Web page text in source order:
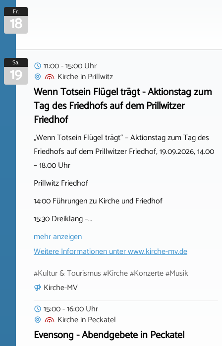
Fr.
18
Sa.
19
11:00 - 15:00 Uhr
KircheinPrillwitz
Wenn Totsein Flügel trägt - Aktionstag zum
Tag des Friedhofs auf dem Prillwitzer
Friedhof
„Wenn Totsein Flügel trägt“ – Aktionstag zum Tag des
Friedhofs auf dem Prillwitzer Friedhof, 19.09.2026, 14.00
– 18.00 Uhr
Prillwitz Friedhof
14:00 Führungen zu Kirche und Friedhof
15:30 Dreiklang –…
mehr anzeigen
Weitere Informationen unterwww.kirche-mv.de
#Kultur & Tourismus #Kirche #Konzerte #Musik
Kirche-MV
15:00 - 16:00 Uhr
KircheinPeckatel
Evensong - Abendgebete in Peckatel